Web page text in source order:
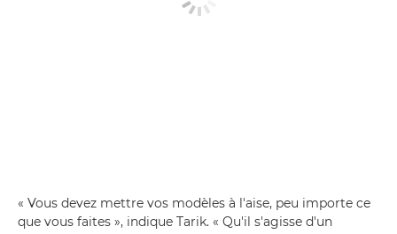
« Vous devez mettre vos modèles à l'aise, peu importe ce
que vous faites », indique Tarik. « Qu'il s'agisse d'un